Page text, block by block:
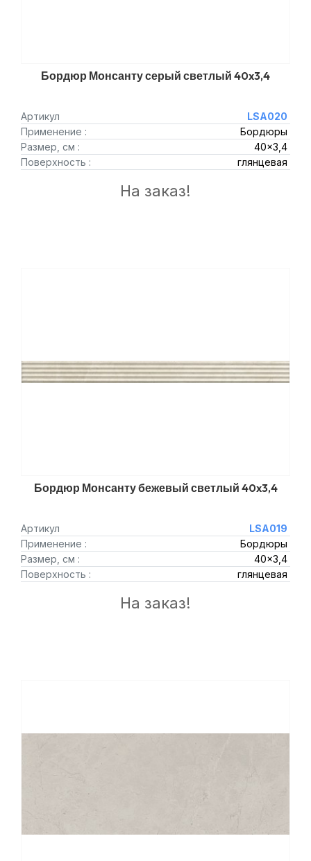
Бордюр Монсанту серый светлый 40x3,4
Артикул
LSA020
Применение :
Бордюры
Размер, см :
40x3,4
Поверхность :
глянцевая
На заказ!
Бордюр Монсанту бежевый светлый 40x3,4
Артикул
LSA019
Применение :
Бордюры
Размер, см :
40x3,4
Поверхность :
глянцевая
На заказ!